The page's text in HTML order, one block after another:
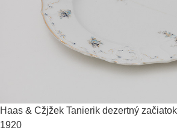
Haas & Cžjžek Tanierik dezertný
1920